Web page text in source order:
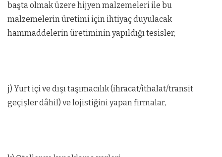
başta olmak üzere hijyen malzemeleri ile bu
malzemelerin üretimi için ihtiyaç duyulacak
hammaddelerin üretiminin yapıldığı tesisler,
j) Yurt içi ve dışı taşımacılık (ihracat/ithalat/transit
geçişler dâhil) ve lojistiğini yapan firmalar,